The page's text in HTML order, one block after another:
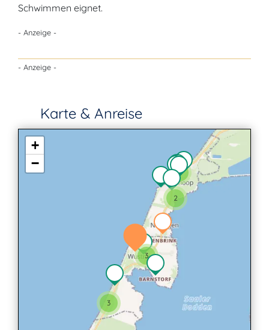
Schwimmen eignet.
- Anzeige -
- Anzeige -
Karte & Anreise
2
2
3
3
+
−